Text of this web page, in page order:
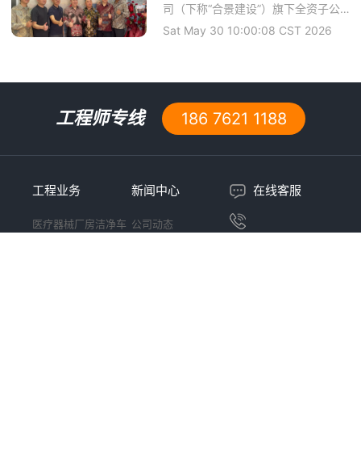
司（下称“合景建设”）旗下全资子公
司——洲际建...
Sat May 30 10:00:08 CST 2026
工程师专线 186 7621 1188
工程业务
医疗器械厂房洁净车
新闻中心
公司动态
在线客服